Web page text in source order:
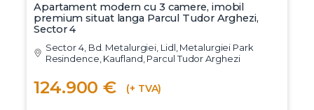
Apartament modern cu 3 camere, imobil
premium situat langa Parcul Tudor Arghezi,
Sector 4
Sector 4, Bd. Metalurgiei, Lidl, Metalurgiei Park
Resindence, Kaufland, Parcul Tudor Arghezi
124.900 € (+ TVA)